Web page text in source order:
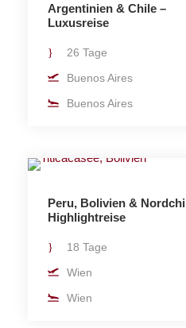
Argentinien & Chile –
Luxusreise
26 Tage
Buenos Aires
Buenos Aires
Peru, Bolivien &
Highlightreise
18 Tage
Wien
Wien